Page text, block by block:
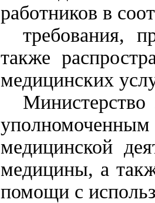
работников в
требования,
также
медицинских
Министерство
медицинской
медицины, а
помощи с